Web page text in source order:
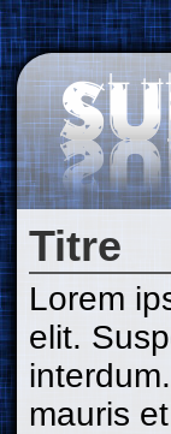
Titre
Lorem
elit.
mauris